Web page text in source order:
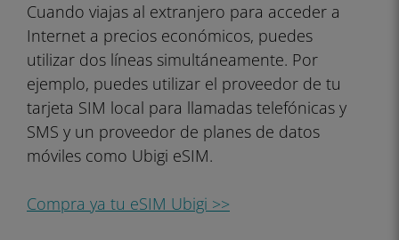
Cuando viajas al extranjero para acceder a
Internet a precios económicos, puedes
utilizar dos líneas simultáneamente. Por
ejemplo, puedes utilizar el proveedor de tu
tarjeta SIM local para llamadas telefónicas y
SMS y un proveedor de planes de datos
móviles como Ubigi eSIM.
Compra ya tu eSIM Ubigi >>